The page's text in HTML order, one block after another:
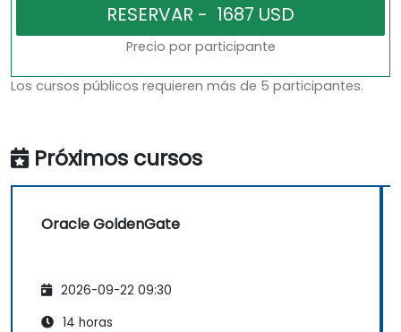
Precio por participante
Los cursos públicos requieren más de 5 participantes.
Próximos cursos
Oracle GoldenGate
2026-09-22 09:30
14 horas